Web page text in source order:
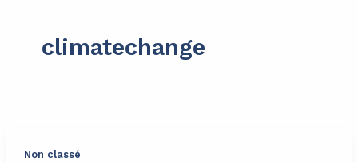
climatechange
Non classé